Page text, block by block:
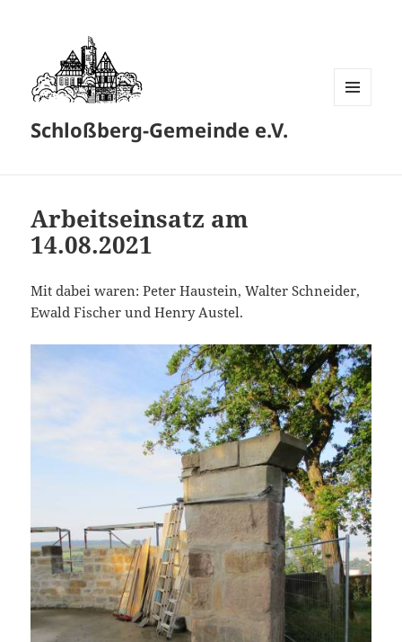
Schloßberg-Gemeinde e.V.
Arbeitseinsatz am
14.08.2021
Mit dabei waren: Peter Haustein, Walter Schneider,
Ewald Fischer und Henry Austel.